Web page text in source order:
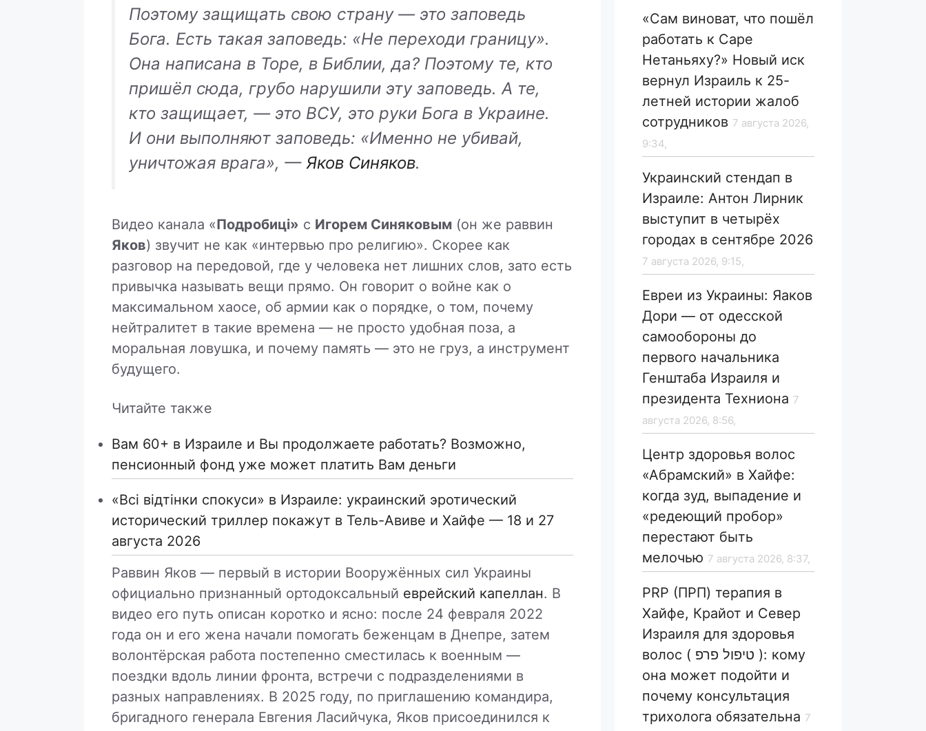
Поэтому защищать свою страну — это заповедь
Бога. Есть такая заповедь: «Не переходи границу».
Она написана в Торе, в Библии, да? Поэтому те, кто
пришёл сюда, грубо нарушили эту заповедь. А те,
кто защищает, — это ВСУ, это руки Бога в Украине.
И они выполняют заповедь: «Именно не убивай,
уничтожая врага», — Яков Синяков.
Видео канала «Подробиці» с Игорем Синяковым (он же раввин
Яков) звучит не как «интервью про религию». Скорее как
разговор на передовой, где у человека нет лишних слов, зато есть
привычка называть вещи прямо. Он говорит о войне как о
максимальном хаосе, об армии как о порядке, о том, почему
нейтралитет в такие времена — не просто удобная поза, а
моральная ловушка, и почему память — это не груз, а инструмент
будущего.
Читайте также
Вам 60+ в Израиле и Вы продолжаете работать? Возможно,
пенсионный фонд уже может платить Вам деньги
«Всі відтінки спокуси» в Израиле: украинский эротический
исторический триллер покажут в Тель-Авиве и Хайфе — 18 и 27
августа 2026
Раввин Яков — первый в истории Вооружённых сил Украины
официально признанный ортодоксальный еврейский капеллан. В
видео его путь описан коротко и ясно: после 24 февраля 2022
года он и его жена начали помогать беженцам в Днепре, затем
волонтёрская работа постепенно сместилась к военным —
поездки вдоль линии фронта, встречи с подразделениями в
разных направлениях. В 2025 году, по приглашению командира,
бригадного генерала Евгения Ласийчука, Яков присоединился к
«Сам виноват, что пошёл
работать к Саре
Нетаньяху?» Новый иск
вернул Израиль к 25-
летней истории жалоб
сотрудников 7 августа 2026,
9:34,
Украинский стендап в
Израиле: Антон Лирник
выступит в четырёх
городах в сентябре 2026
7 августа 2026, 9:15,
Евреи из Украины: Яаков
Дори — от одесской
самообороны до
первого начальника
Генштаба Израиля и
президента Техниона 7
августа 2026, 8:56,
Центр здоровья волос
«Абрaмский» в Хайфе:
когда зуд, выпадение и
«редеющий пробор»
перестают быть
мелочью 7 августа 2026, 8:37,
PRP (ПРП) терапия в
Хайфе, Крайот и Север
Израиля для здоровья
волос ( טיפול פרפ ): кому
она может подойти и
почему консультация
трихолога обязательна 7